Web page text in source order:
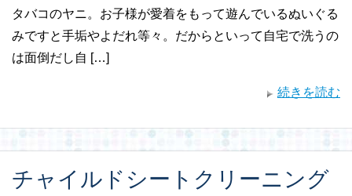
タバコのヤニ。お子様が愛着をもって遊んでいるぬいぐる
みですと手垢やよだれ等々。だからといって自宅で洗うの
は面倒だし自 […]
続きを読む
チャイルドシートクリーニング